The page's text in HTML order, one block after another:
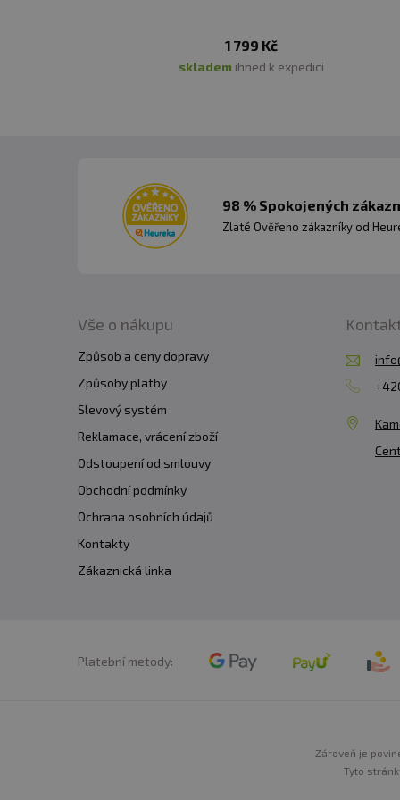
1 799 Kč
skladem ihned k expedici
98 % Spokojených
Zlaté Ověřeno zákazníky od
Vše o nákupu
Způsob a ceny dopravy
Způsoby platby
Slevový systém
Reklamace, vrácení zboží
Odstoupení od smlouvy
Obchodní podmínky
Ochrana osobních údajů
Kontakty
Zákaznická linka
Platební metody:
Zároveň je
Tyto